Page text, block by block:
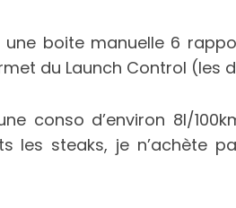
une boite manuelle 6
du Launch Control (les
conso d’environ 8l/
les steaks, je n’achète